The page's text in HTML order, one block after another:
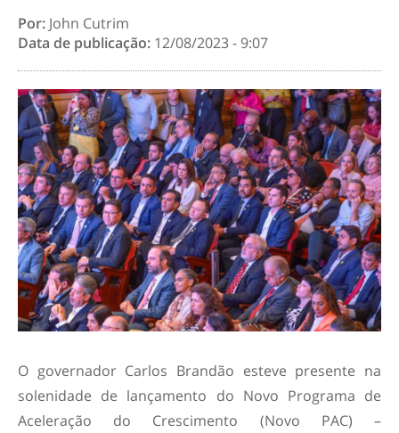
Por: John Cutrim
Data de publicação: 12/08/2023 - 9:07
O governador Carlos Brandão esteve presente na
solenidade de lançamento do Novo Programa de
Aceleração do Crescimento (Novo PAC) –